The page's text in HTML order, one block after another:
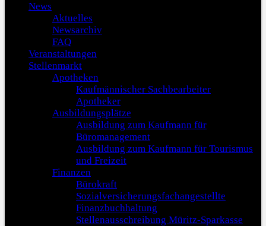
News
Aktuelles
Newsarchiv
FAQ
Veranstaltungen
Stellenmarkt
Apotheken
Kaufmännischer Sachbearbeiter
Apotheker
Ausbildungsplätze
Ausbildung zum Kaufmann für
Büromanagement
Ausbildung zum Kaufmann für Tourismus
und Freizeit
Finanzen
Bürokraft
Sozialversicherungsfachangestellte
Finanzbuchhaltung
Stellenausschreibung Müritz-Sparkasse